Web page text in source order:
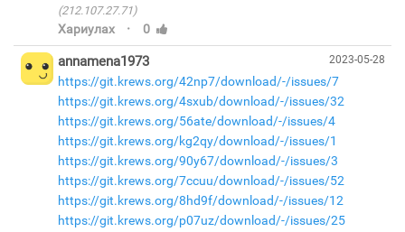
(212.107.27.71)
Хариулах · 0
2023-05-28
annamena1973
https://git.krews.org/42np7/download/-/issues/7
https://git.krews.org/4sxub/download/-/issues/32
https://git.krews.org/56ate/download/-/issues/4
https://git.krews.org/kg2qy/download/-/issues/1
https://git.krews.org/90y67/download/-/issues/3
https://git.krews.org/7ccuu/download/-/issues/52
https://git.krews.org/8hd9f/download/-/issues/12
https://git.krews.org/p07uz/download/-/issues/25